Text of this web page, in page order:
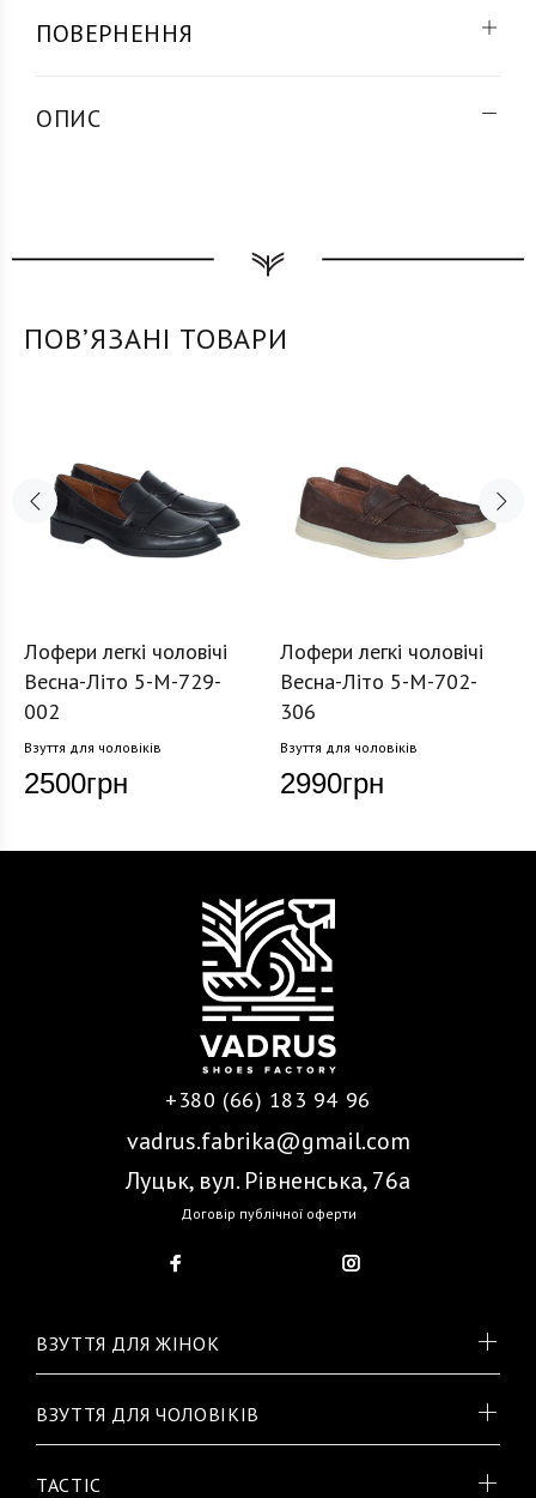
ПОВЕРНЕННЯ
ОПИС
ПОВʼЯЗАНІ ТОВАРИ
Лофери легкі чоловічі
Весна-Літо 5-M-729-
002
Взуття для чоловіків
2500грн
Лофери легкі чоловічі
Весна-Літо 5-M-702-
306
Взуття для чоловіків
2990грн
+380 (66) 183 94 96
vadrus.fabrika@gmail.com
Луцьк, вул. Рівненська, 76а
Договір публічної оферти
ВЗУТТЯ ДЛЯ ЖІНОК
ВЗУТТЯ ДЛЯ ЧОЛОВІКІВ
TACTIC